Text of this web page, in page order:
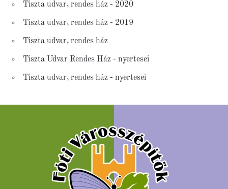
Tiszta udvar, rendes ház - 2020
Tiszta udvar, rendes ház - 2019
Tiszta udvar, rendes ház
Tiszta Udvar Rendes Ház - nyertesei
Tiszta udvar, rendes ház - nyertesei